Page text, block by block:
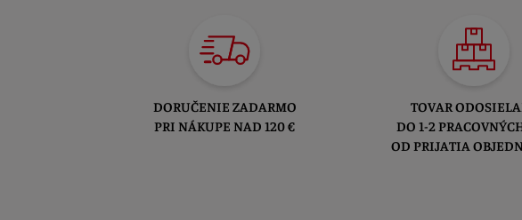
DORUČENIE ZADARMO
PRI NÁKUPE NAD 120 €
TOVAR
DO 1-2
OD PRIJATIA